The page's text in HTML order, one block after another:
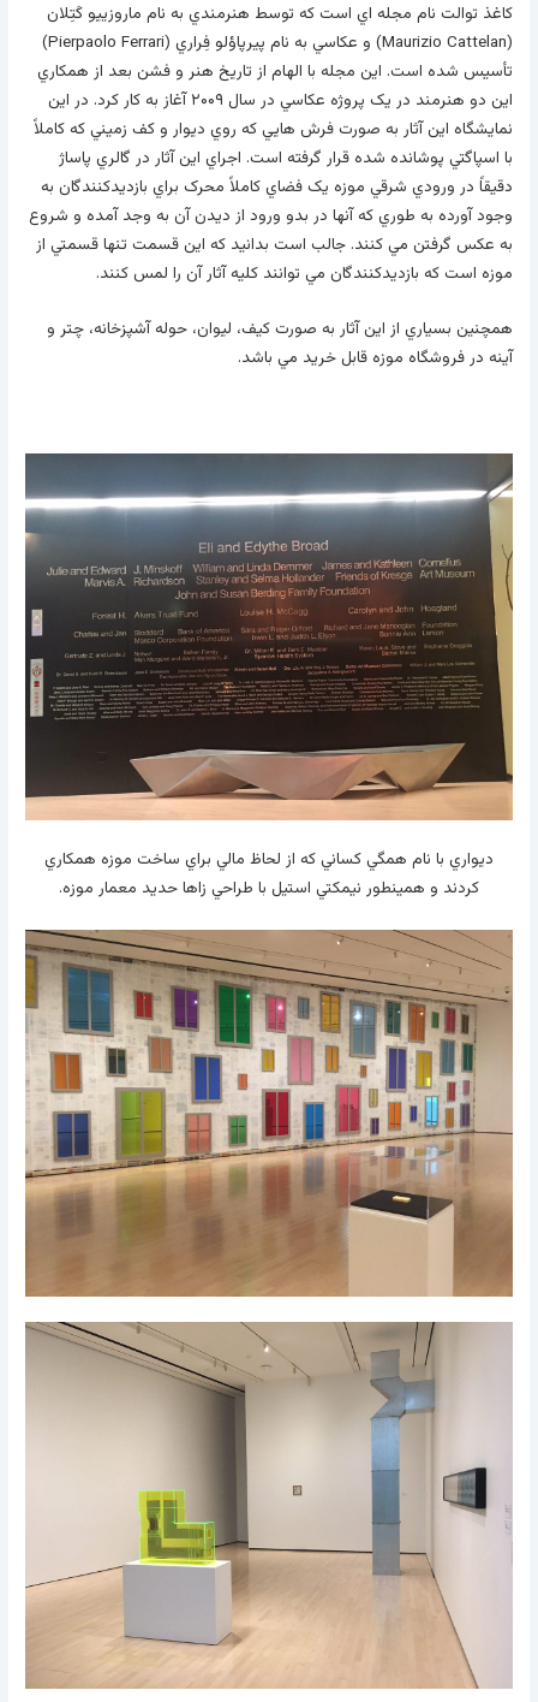
کاغذ توالت نام مجله اي است که توسط هنرمندي به نام ماروزييو کَتِلان
(Maurizio Cattelan) و عکاسي به نام پيرپاؤلو فِراري (Pierpaolo Ferrari)
تأسيس شده است. اين مجله با الهام از تاريخ هنر و فشن بعد از همکاري
اين دو هنرمند در يک پروژه عکاسي در سال ۲۰۰۹ آغاز به کار کرد. در اين
نمايشگاه اين آثار به صورت فرش هايي که روي ديوار و کف زميني که کاملاً
با اسپاگتي پوشانده شده قرار گرفته است. اجراي اين آثار در گالري پاساژ
دقيقاً در ورودي شرقي موزه يک فضاي کاملاً محرک براي بازديدکنندگان به
وجود آورده به طوري که آنها در بدو ورود از ديدن آن به وجد آمده و شروع
به عکس گرفتن مي کنند. جالب است بدانيد که اين قسمت تنها قسمتي از
موزه است که بازديدکنندگان مي توانند کليه آثار آن را لمس کنند.
همچنين بسياري از اين آثار به صورت کيف، ليوان، حوله آشپزخانه، چتر و
آينه در فروشگاه موزه قابل خريد مي باشد.
ديواري با نام همگي كساني كه از لحاظ مالي براي ساخت موزه همكاري
كردند و همينطور نيمكتي استيل با طراحي زاها حديد معمار موزه.